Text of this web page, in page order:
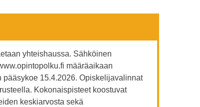
yhteishaussa. Sähköinen
määräaikaan
15.4.2026. Opiskelijavalinnat
Kokonaispisteet koostuvat
keskiarvosta sekä